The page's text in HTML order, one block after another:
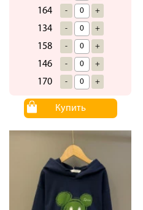
164 - +
134 - +
158 - +
146 - +
170 - +
Купить